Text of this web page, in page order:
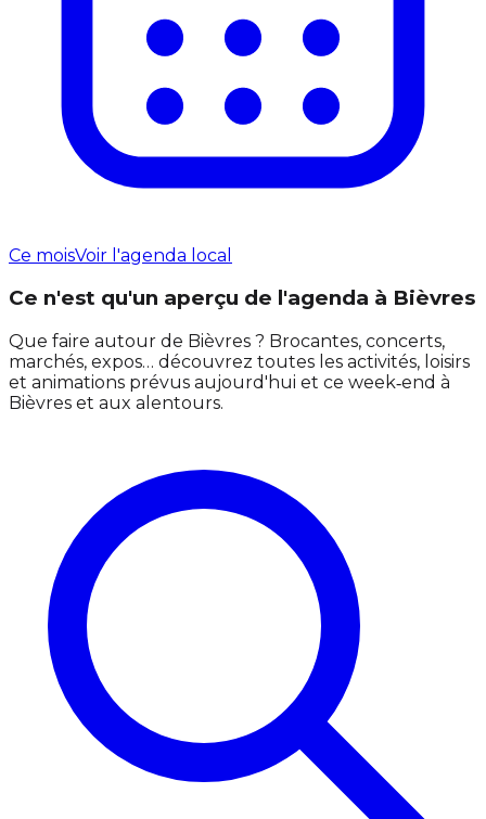
Ce moisVoir l'agenda local
Ce n'est qu'un aperçu de l'agenda à Bièvres
Que faire autour de Bièvres ? Brocantes, concerts,
marchés, expos… découvrez toutes les activités, loisirs
et animations prévus aujourd'hui et ce week‑end à
Bièvres et aux alentours.